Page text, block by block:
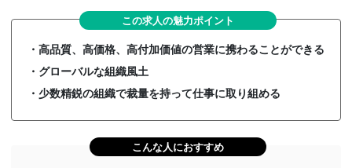
この求人の魅力ポイント
・高品質、高価格、高付加価値の営業に携わることができる
・グローバルな組織風土
・少数精鋭の組織で裁量を持って仕事に取り組める
こんな人におすすめ